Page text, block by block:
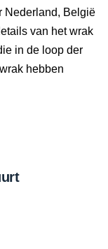
Nederland, België
van het wrak
in de loop der
hebben